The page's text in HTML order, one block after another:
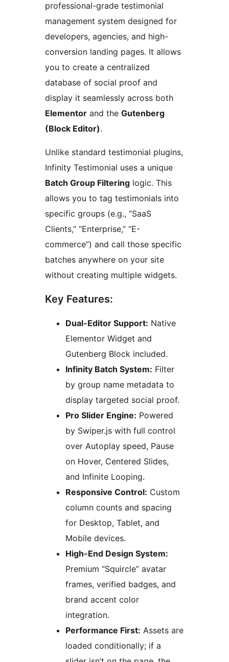
professional-grade testimonial
management system designed for
developers, agencies, and high-
conversion landing pages. It allows
you to create a centralized
database of social proof and
display it seamlessly across both
Elementor and the Gutenberg
(Block Editor).
Unlike standard testimonial plugins,
Infinity Testimonial uses a unique
Batch Group Filtering logic. This
allows you to tag testimonials into
specific groups (e.g., “SaaS
Clients,” “Enterprise,” “E-
commerce”) and call those specific
batches anywhere on your site
without creating multiple widgets.
Key Features:
Dual-Editor Support: Native
Elementor Widget and
Gutenberg Block included.
Infinity Batch System: Filter
by group name metadata to
display targeted social proof.
Pro Slider Engine: Powered
by Swiper.js with full control
over Autoplay speed, Pause
on Hover, Centered Slides,
and Infinite Looping.
Responsive Control: Custom
column counts and spacing
for Desktop, Tablet, and
Mobile devices.
High-End Design System:
Premium “Squircle” avatar
frames, verified badges, and
brand accent color
integration.
Performance First: Assets are
loaded conditionally; if a